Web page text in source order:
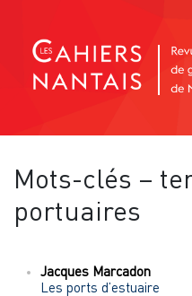
Mots-clés –
portuaires
Jacques Marcadon
Les ports d’estuaire